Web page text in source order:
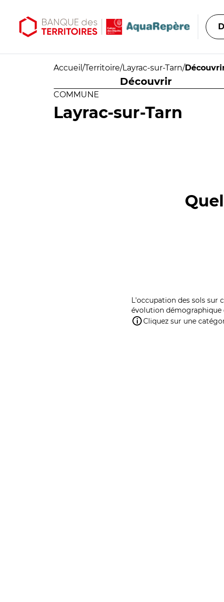
Accueil /Territoire/Layrac-sur-Tarn/
Découvrir
COMMUNE
Layrac-sur-Tarn
L'occupation des sols sur
évolution
Cliquez sur une